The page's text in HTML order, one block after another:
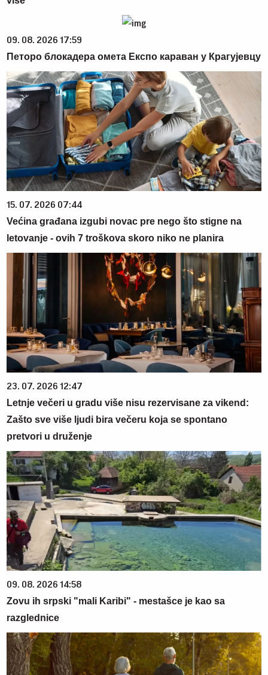
09. 08. 2026 17:59
Петоро блокадера омета Експо караван у Крагујевцу
15. 07. 2026 07:44
Većina građana izgubi novac pre nego što stigne na
letovanje - ovih 7 troškova skoro niko ne planira
23. 07. 2026 12:47
Letnje večeri u gradu više nisu rezervisane za vikend:
Zašto sve više ljudi bira večeru koja se spontano
pretvori u druženje
09. 08. 2026 14:58
Zovu ih srpski "mali Karibi" - mestašce je kao sa
razglednice